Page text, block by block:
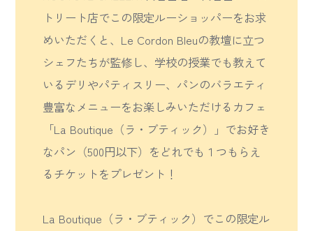
トリート店でこの限定ルーショッパーをお求
めいただくと、Le Cordon Bleuの教壇に立つ
シェフたちが監修し、学校の授業でも教えて
いるデリやパティスリー、パンのバラエティ
豊富なメニューをお楽しみいただけるカフェ
「La Boutique（ラ・ブティック）」でお好き
なパン（500円以下）をどれでも１つもらえ
るチケットをプレゼント！
La Boutique（ラ・ブティック）でこの限定ル